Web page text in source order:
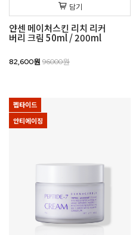
담기
얀센 메이처스킨 리치 리커
버리 크림 50ml / 200ml
82,600원 96000원
펩타이드
안티에이징